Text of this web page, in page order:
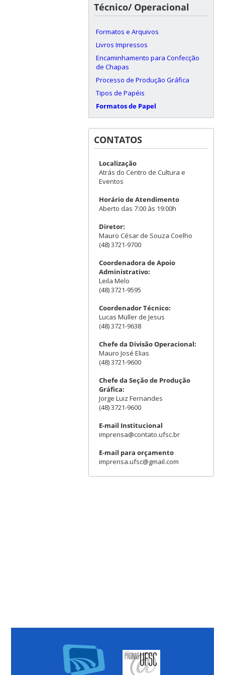
Técnico/ Operacional
Formatos e Arquivos
Livros Impressos
Encaminhamento para Confecção
de Chapas
Processo de Produção Gráfica
Tipos de Papéis
Formatos de Papel
CONTATOS
Localização
Atrás do Centro de Cultura e
Eventos
Horário de Atendimento
Aberto das 7:00 às 19:00h
Diretor:
Mauro César de Souza Coelho
(48) 3721-9700
Coordenadora de Apoio
Administrativo:
Leila Melo
(48) 3721-9595
Coordenador Técnico:
Lucas Müller de Jesus
(48) 3721-9638
Chefe da Divisão Operacional:
Mauro José Elias
(48) 3721-9600
Chefe da Seção de Produção
Gráfica:
Jorge Luiz Fernandes
(48) 3721-9600
E-mail Institucional
imprensa@contato.ufsc.br
E-mail para orçamento
imprensa.ufsc@gmail.com